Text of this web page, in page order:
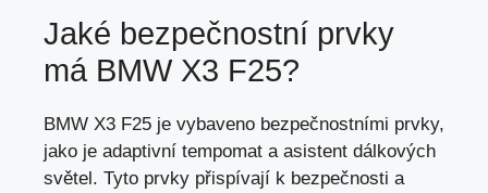
Jaké bezpečnostní prvky
má BMW X3 F25?
BMW X3 F25 je vybaveno bezpečnostními prvky,
jako je adaptivní tempomat a asistent dálkových
světel. Tyto prvky přispívají k bezpečnosti a